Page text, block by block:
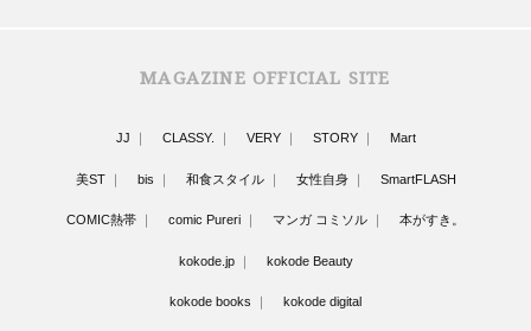
MAGAZINE OFFICIAL SITE
JJ CLASSY. VERY STORY Mart
美ST bis 和食スタイル 女性自身 SmartFLASH
COMIC熱帯 comic Pureri マンガ コミソル 本がすき。
kokode.jp kokode Beauty
kokode books kokode digital